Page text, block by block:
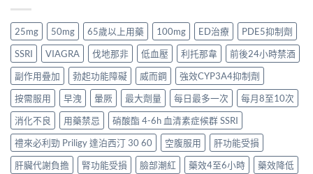
25mg 50mg 65歲以上用藥 100mg ED治療
PDE5抑制劑
SSRI
VIAGRA 伐地那非 低血壓 利托那韋
前後24小時禁酒
副作用疊加
勃起功能障礙 威而鋼
強效CYP3A4抑制劑
按需服用
早洩 暈厥 最大劑量 每日最多一次
每月8至10次
消化不良
用藥禁忌
硝酸酯 4-6h 血清素症候群 SSRI
禮來必利勁 Priligy 達泊西汀 30 60
空腹服用
肝功能受損
肝臟代謝負擔
腎功能受損 臉部潮紅 藥效4至6小時
藥效降低